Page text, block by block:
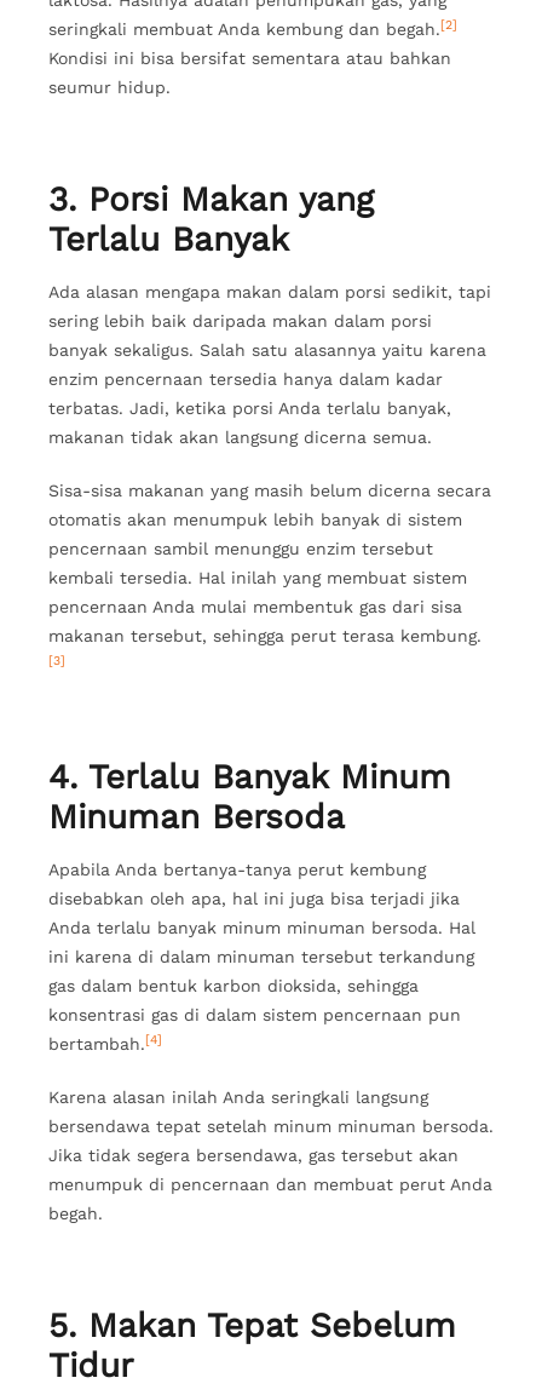
seringkali membuat Anda kembung dan begah.[2]
Kondisi ini bisa bersifat sementara atau bahkan
seumur hidup.
3. Porsi Makan yang
Terlalu Banyak
Ada alasan mengapa makan dalam porsi sedikit, tapi
sering lebih baik daripada makan dalam porsi
banyak sekaligus. Salah satu alasannya yaitu karena
enzim pencernaan tersedia hanya dalam kadar
terbatas. Jadi, ketika porsi Anda terlalu banyak,
makanan tidak akan langsung dicerna semua.
Sisa-sisa makanan yang masih belum dicerna secara
otomatis akan menumpuk lebih banyak di sistem
pencernaan sambil menunggu enzim tersebut
kembali tersedia. Hal inilah yang membuat sistem
pencernaan Anda mulai membentuk gas dari sisa
makanan tersebut, sehingga perut terasa kembung.
[3]
4. Terlalu Banyak Minum
Minuman Bersoda
Apabila Anda bertanya-tanya perut kembung
disebabkan oleh apa, hal ini juga bisa terjadi jika
Anda terlalu banyak minum minuman bersoda. Hal
ini karena di dalam minuman tersebut terkandung
gas dalam bentuk karbon dioksida, sehingga
konsentrasi gas di dalam sistem pencernaan pun
bertambah.[4]
Karena alasan inilah Anda seringkali langsung
bersendawa tepat setelah minum minuman bersoda.
Jika tidak segera bersendawa, gas tersebut akan
menumpuk di pencernaan dan membuat perut Anda
begah.
5. Makan Tepat Sebelum
Tidur